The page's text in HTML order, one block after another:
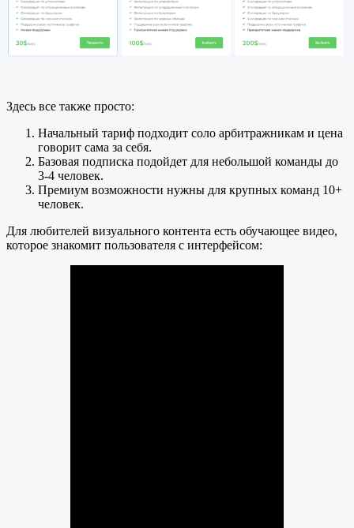
Здесь все также просто:
Начальный тариф подходит соло арбитражникам и цена
говорит сама за себя.
Базовая подписка подойдет для небольшой команды до
3-4 человек.
Премиум возможности нужны для крупных команд 10+
человек.
Для любителей визуального контента есть обучающее видео,
которое знакомит пользователя с интерфейсом: